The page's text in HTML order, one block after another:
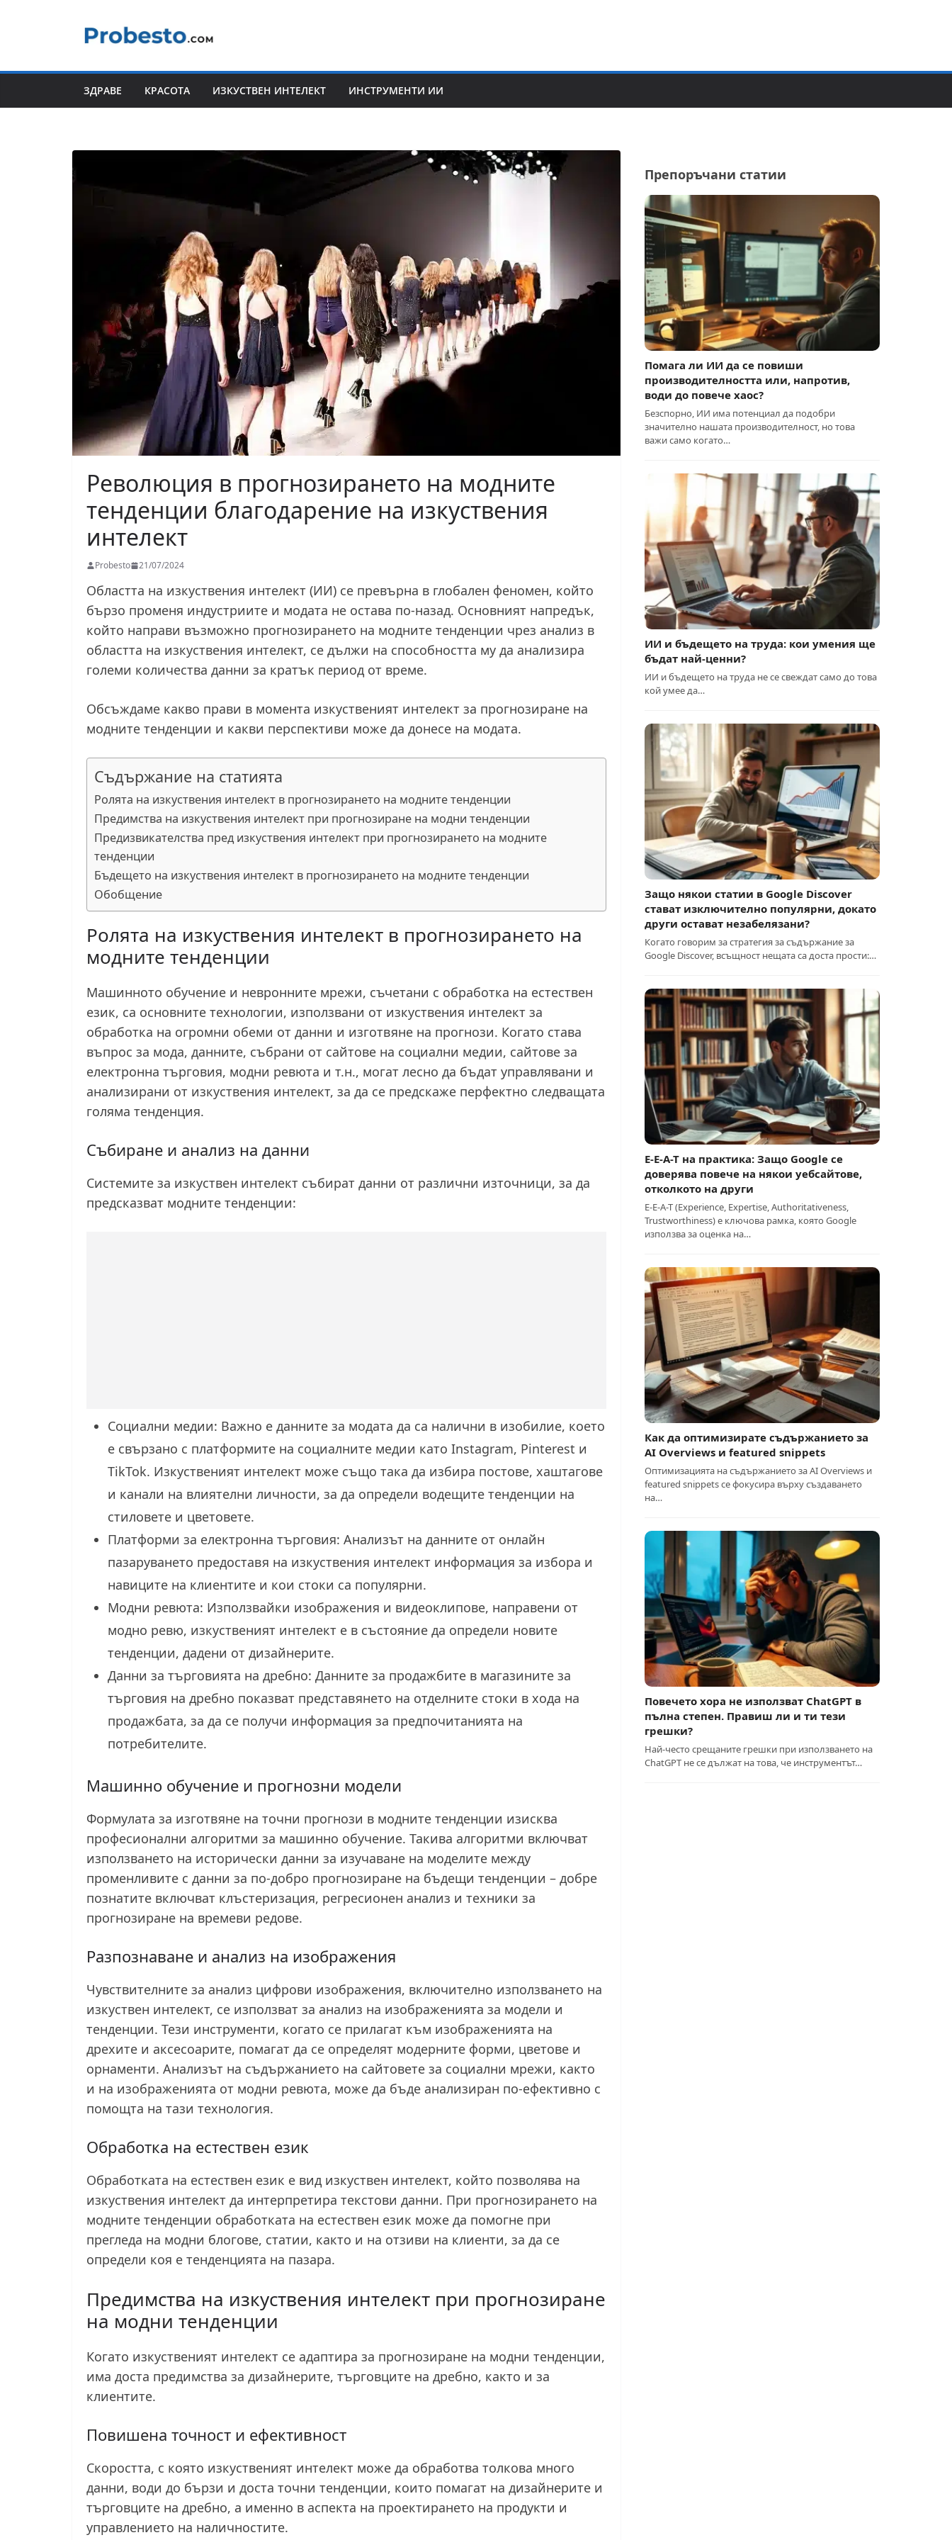
ЗДРАВЕ КРАСОТА ИЗКУСТВЕН ИНТЕЛЕКТ ИНСТРУМЕНТИ ИИ
Революция в прогнозирането на модните
тенденции благодарение на изкуствения
интелект
Probesto 21/07/2024
Областта на изкуствения интелект (ИИ) се превърна в глобален феномен, който
бързо променя индустриите и модата не остава по-назад. Основният напредък,
който направи възможно прогнозирането на модните тенденции чрез анализ в
областта на изкуствения интелект, се дължи на способността му да анализира
големи количества данни за кратък период от време.
Обсъждаме какво прави в момента изкуственият интелект за прогнозиране на
модните тенденции и какви перспективи може да донесе на модата.
Съдържание на статията
Ролята на изкуствения интелект в прогнозирането на модните тенденции
Предимства на изкуствения интелект при прогнозиране на модни тенденции
Предизвикателства пред изкуствения интелект при прогнозирането на модните
тенденции
Бъдещето на изкуствения интелект в прогнозирането на модните тенденции
Обобщение
Ролята на изкуствения интелект в прогнозирането на
модните тенденции
Машинното обучение и невронните мрежи, съчетани с обработка на естествен
език, са основните технологии, използвани от изкуствения интелект за
обработка на огромни обеми от данни и изготвяне на прогнози. Когато става
въпрос за мода, данните, събрани от сайтове на социални медии, сайтове за
електронна търговия, модни ревюта и т.н., могат лесно да бъдат управлявани и
анализирани от изкуствения интелект, за да се предскаже перфектно следващата
голяма тенденция.
Събиране и анализ на данни
Системите за изкуствен интелект събират данни от различни източници, за да
предсказват модните тенденции:
Социални медии: Важно е данните за модата да са налични в изобилие, което
е свързано с платформите на социалните медии като Instagram, Pinterest и
TikTok. Изкуственият интелект може също така да избира постове, хаштагове
и канали на влиятелни личности, за да определи водещите тенденции на
стиловете и цветовете.
Платформи за електронна търговия: Анализът на данните от онлайн
пазаруването предоставя на изкуствения интелект информация за избора и
навиците на клиентите и кои стоки са популярни.
Модни ревюта: Използвайки изображения и видеоклипове, направени от
модно ревю, изкуственият интелект е в състояние да определи новите
тенденции, дадени от дизайнерите.
Данни за търговията на дребно: Данните за продажбите в магазините за
търговия на дребно показват представянето на отделните стоки в хода на
продажбата, за да се получи информация за предпочитанията на
потребителите.
Машинно обучение и прогнозни модели
Формулата за изготвяне на точни прогнози в модните тенденции изисква
професионални алгоритми за машинно обучение. Такива алгоритми включват
използването на исторически данни за изучаване на моделите между
променливите с данни за по-добро прогнозиране на бъдещи тенденции – добре
познатите включват клъстеризация, регресионен анализ и техники за
прогнозиране на времеви редове.
Разпознаване и анализ на изображения
Чувствителните за анализ цифрови изображения, включително използването на
изкуствен интелект, се използват за анализ на изображенията за модели и
тенденции. Тези инструменти, когато се прилагат към изображенията на
дрехите и аксесоарите, помагат да се определят модерните форми, цветове и
орнаменти. Анализът на съдържанието на сайтовете за социални мрежи, както
и на изображенията от модни ревюта, може да бъде анализиран по-ефективно с
помощта на тази технология.
Обработка на естествен език
Обработката на естествен език е вид изкуствен интелект, който позволява на
изкуствения интелект да интерпретира текстови данни. При прогнозирането на
модните тенденции обработката на естествен език може да помогне при
прегледа на модни блогове, статии, както и на отзиви на клиенти, за да се
определи коя е тенденцията на пазара.
Предимства на изкуствения интелект при прогнозиране
на модни тенденции
Когато изкуственият интелект се адаптира за прогнозиране на модни тенденции,
има доста предимства за дизайнерите, търговците на дребно, както и за
клиентите.
Повишена точност и ефективност
Скоростта, с която изкуственият интелект може да обработва толкова много
данни, води до бързи и доста точни тенденции, които помагат на дизайнерите и
търговците на дребно, а именно в аспекта на проектирането на продукти и
управлението на наличностите.
Препоръчани статии
Помага ли ИИ да се повиши
производителността или, напротив,
води до повече хаос?
Безспорно, ИИ има потенциал да подобри
значително нашата производителност, но това
важи само когато…
ИИ и бъдещето на труда: кои умения ще
бъдат най-ценни?
ИИ и бъдещето на труда не се свеждат само до това
кой умее да…
Защо някои статии в Google Discover
стават изключително популярни, докато
други остават незабелязани?
Когато говорим за стратегия за съдържание за
Google Discover, всъщност нещата са доста прости:…
E-E-A-T на практика: Защо Google се
доверява повече на някои уебсайтове,
отколкото на други
E-E-A-T (Experience, Expertise, Authoritativeness,
Trustworthiness) е ключова рамка, която Google
използва за оценка на…
Как да оптимизирате съдържанието за
AI Overviews и featured snippets
Оптимизацията на съдържанието за AI Overviews и
featured snippets се фокусира върху създаването
на…
Повечето хора не използват ChatGPT в
пълна степен. Правиш ли и ти тези
грешки?
Най-често срещаните грешки при използването на
ChatGPT не се дължат на това, че инструментът…